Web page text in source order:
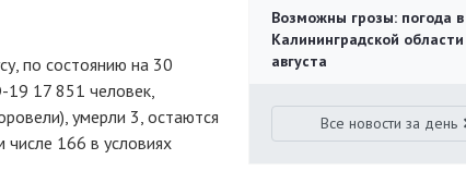
по состоянию на 30
17 851 человек,
умерли 3, остаются
166 в условиях
Возможны грозы: погода в
Калининградской
августа
Все новости за день